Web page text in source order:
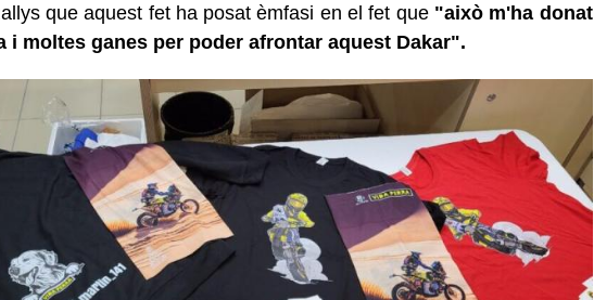
que aquest fet ha posat èmfasi en el fet que "això m'ha donat
i moltes ganes per poder afrontar aquest Dakar".